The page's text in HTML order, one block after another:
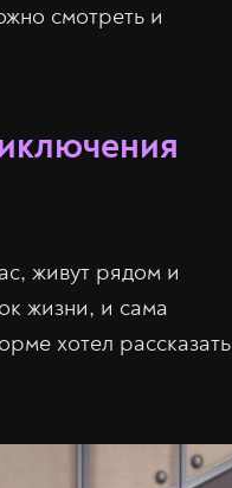
смотреть и
живут рядом и
жизни, и сама
хотел рассказать